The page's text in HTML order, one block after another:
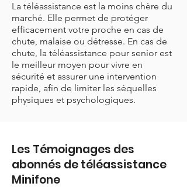
La téléassistance est la moins chère du
marché. Elle permet de protéger
efficacement votre proche en cas de
chute, malaise ou détresse. En cas de
chute, la téléassistance pour senior est
le meilleur moyen pour vivre en
sécurité et assurer une intervention
rapide, afin de limiter les séquelles
physiques et psychologiques.
Les Témoignages des
abonnés de téléassistance
Minifone